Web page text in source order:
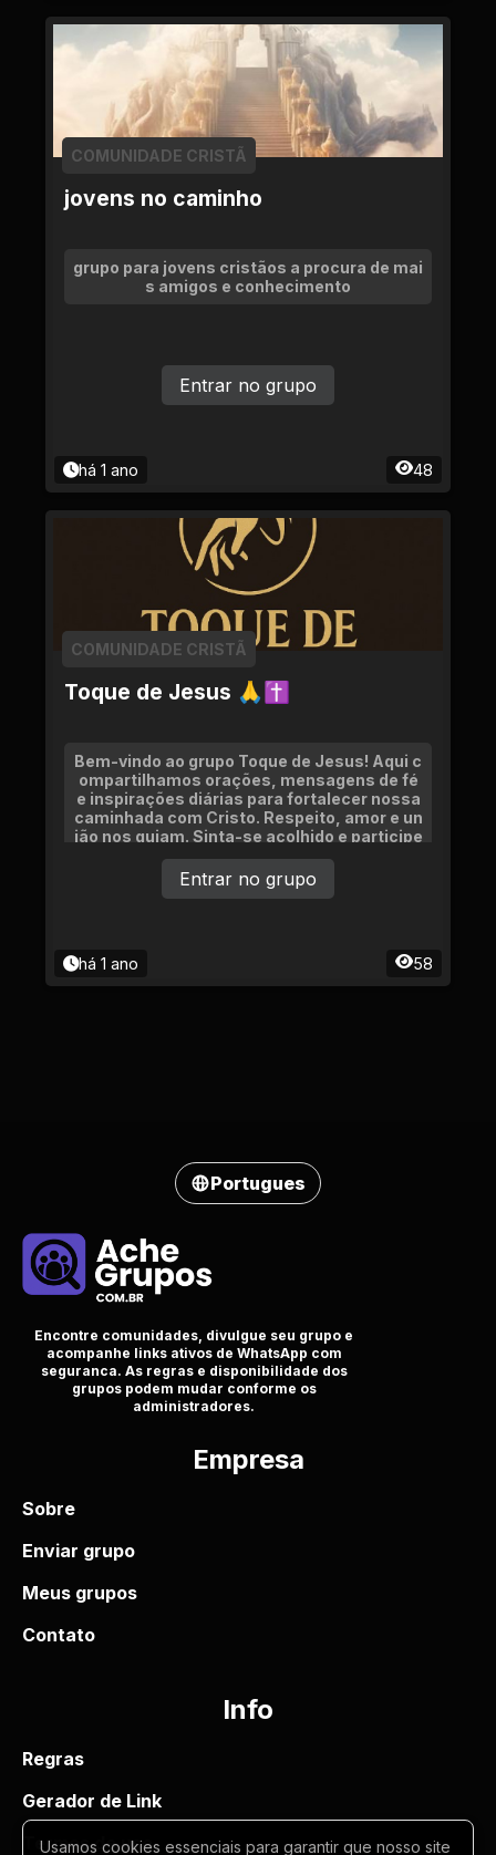
jovens no caminho
COMUNIDADE CRISTÃ
grupo para jovens cristãos a procura de mai
s amigos e conhecimento
há 1 ano 48
Entrar no grupo
Toque de Jesus 🙏✝
COMUNIDADE CRISTÃ
Bem-vindo ao grupo Toque de Jesus! Aqui c
ompartilhamos orações, mensagens de fé
e inspirações diárias para fortalecer nossa
caminhada com Cristo. Respeito, amor e un
ião nos guiam. Sinta-se acolhido e participe
com mensagens que edifiquem!
há 1 ano 58
Entrar no grupo
Portugues
Encontre comunidades, divulgue seu grupo e
acompanhe links ativos de WhatsApp com
seguranca. As regras e disponibilidade dos
grupos podem mudar conforme os
administradores.
Empresa
Sobre
Enviar grupo
Meus grupos
Contato
Info
Regras
Gerador de Link
Termos de uso
Usamos cookies essenciais para garantir que nosso site